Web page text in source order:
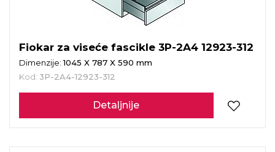
Fiokar za viseće fascikle 3P-2A4 12923-312
Dimenzije:1045 X 787 X 590 mm
Kod: 3P-2A4-12923-312
Detaljnije